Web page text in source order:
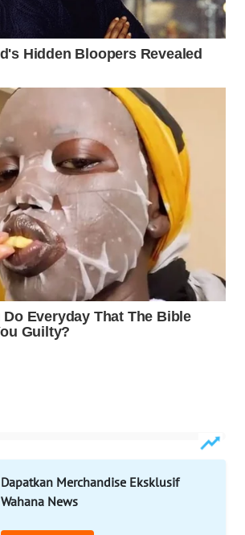
Dapatkan Merchandise Eksklusif
Wahana News